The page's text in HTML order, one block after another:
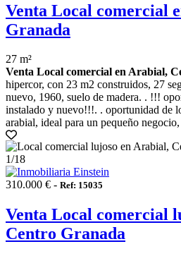
Venta Local comercial
Granada
27 m²
Venta Local comercial en Arabial,
hipercor, con 23 m2 construidos, 27
nuevo, 1960, suelo de madera. . !!!
instalado y nuevo!!!. . oportunidad de
arabial, ideal para un pequeño
1/18
310.000 € - Ref: 15035
Venta Local comercial
Centro Granada